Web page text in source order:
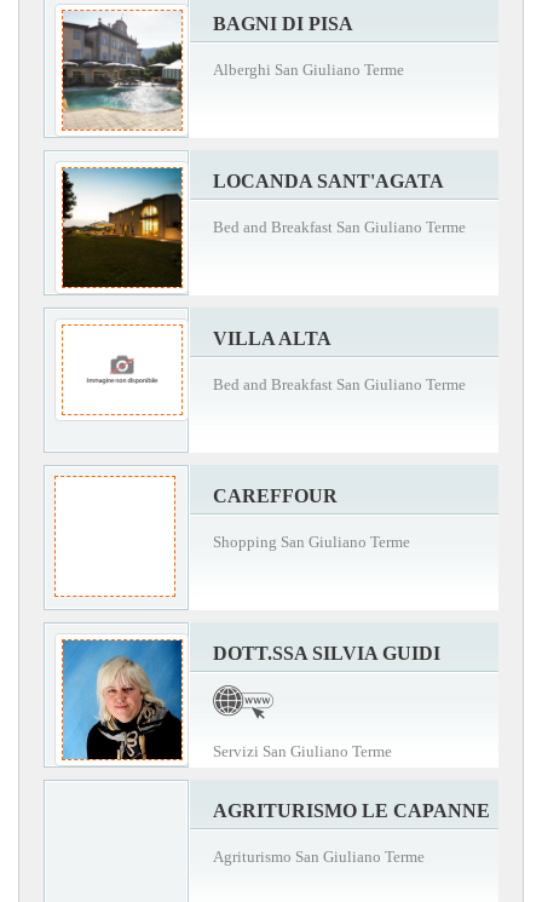
BAGNI DI PISA
Alberghi San Giuliano Terme
LOCANDA SANT'AGATA
Bed and Breakfast San Giuliano Terme
VILLA ALTA
Bed and Breakfast San Giuliano Terme
CAREFFOUR
Shopping San Giuliano Terme
DOTT.SSA SILVIA GUIDI
Servizi San Giuliano Terme
AGRITURISMO LE CAPANNE
Agriturismo San Giuliano Terme